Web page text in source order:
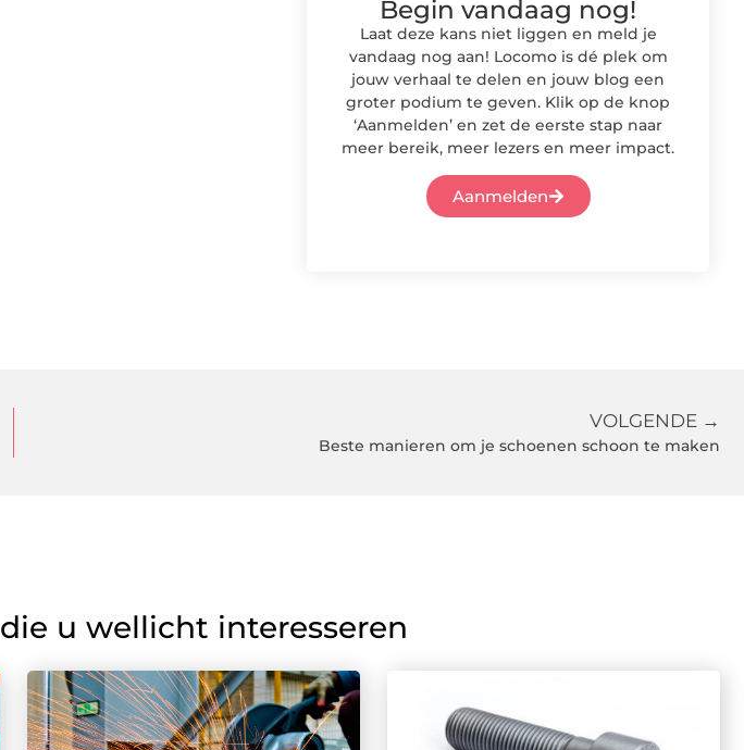
Begin vandaag nog!
Laat deze kans niet liggen en meld je
vandaag nog aan! Locomo is dé plek om
jouw verhaal te delen en jouw blog een
groter podium te geven. Klik op de knop
‘Aanmelden’ en zet de eerste stap naar
meer bereik, meer lezers en meer impact.
Aanmelden
VOLGENDE →
Beste manieren om je schoenen schoon te maken
die u wellicht interesseren